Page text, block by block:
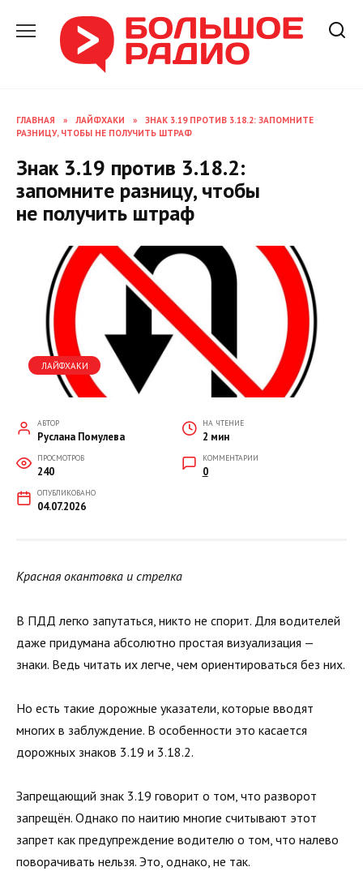
содержанию
ГЛАВНАЯ » ЛАЙФХАКИ »
ЗНАК 3.19 ПРОТИВ 3.18.2: ЗАПОМНИТЕ
РАЗНИЦУ, ЧТОБЫ НЕ ПОЛУЧИТЬ ШТРАФ
Знак 3.19 против 3.18.2:
запомните разницу, чтобы
не получить штраф
ЛАЙФХАКИ
АВТОР
Руслана Помулева
НА ЧТЕНИЕ
2 мин
ПРОСМОТРОВ
240
КОММЕНТАРИИ
0
ОПУБЛИКОВАНО
04.07.2026
Красная окантовка и стрелка
В ПДД легко запутаться, никто не спорит. Для водителей
даже придумана абсолютно простая визуализация —
знаки. Ведь читать их легче, чем ориентироваться без них.
Но есть такие дорожные указатели, которые вводят
многих в заблуждение. В особенности это касается
дорожных знаков 3.19 и 3.18.2.
Запрещающий знак 3.19 говорит о том, что разворот
запрещён. Однако по наитию многие считывают этот
запрет как предупреждение водителю о том, что налево
поворачивать нельзя. Это, однако, не так.